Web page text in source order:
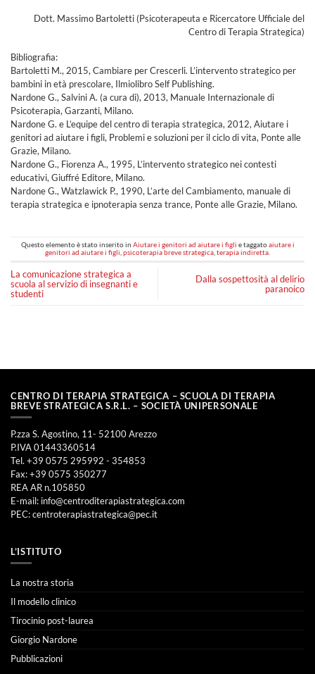
Dott. Massimo Bartoletti (Psicoterapeuta e Ricercatore Ufficiale del
Centro di Terapia Strategica)
Bibliografia:
Bartoletti M., 2015, Cambiare per Crescerli. L’intervento strategico per
bambini in età prescolare, Ilmiolibro Self Publishing.
Nardone G., Salvini A. (a cura di), 2013, Manuale Internazionale di
Psicoterapia, Garzanti, Milano.
Nardone G. e L’equipe del centro di terapia strategica, 2012, Aiutare i
genitori ad aiutare i figli, Problemi e soluzioni per il ciclo di vita, Ponte alle
Grazie, Milano.
Nardone G., Fiorenza A., 1995, L’intervento strategico nei contesti
educativi, Giuffré Editore, Milano.
Nardone G., Watzlawick P., 1990, L’arte del Cambiamento, manuale di
terapia strategica e ipnoterapia senza trance, Ponte alle Grazie, Milano.
Questo elemento è stato inserito in Aiutare i genitori ad aiutare i figli e taggatoaiutare i
genitori ad aiutare i figli psicoterapia breve strategica terapia indiretta
La comunicazione strategica a
scuola al servizio di insegnanti e
studenti
Dalla sospettosità al delirio
paranoico
CENTRO DI TERAPIA STRATEGICA – SCUOLA DI TERAPIA
BREVE STRATEGICA S.R.L. – SOCIETÀ UNIPERSONALE
P.zza S. Agostino, 11- 52100 Arezzo
P.IVA 01443360514
Tel. +39 0575 295992 - 354853
Fax: +39 0575 350277
REA AR n.105850
E-mail: info@centroditerapiastrategica.com
PEC:centroterapiastrategica@pec.it
L’ISTITUTO
La nostra storia
Il modello clinico
Tirocinio post-laurea
Giorgio Nardone
Pubblicazioni